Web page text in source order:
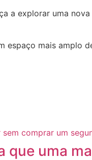
a explorar uma
espaço mais amplo
que uma